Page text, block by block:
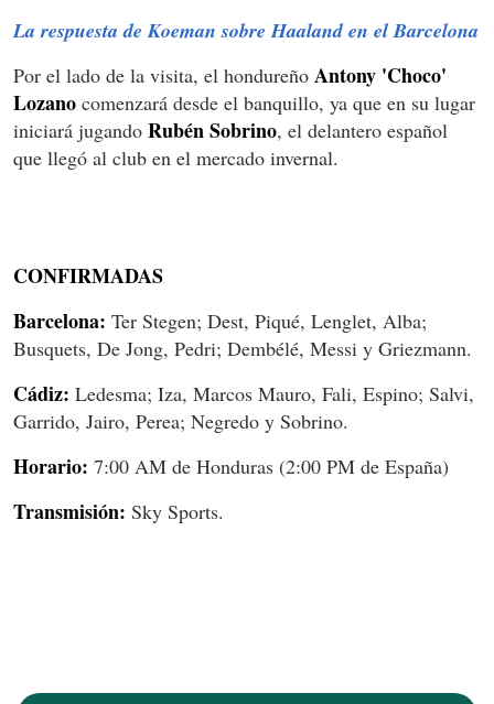
La respuesta de Koeman sobre Haaland en el Barcelona
Por el lado de la visita, el hondureño Antony 'Choco'
Lozano comenzará desde el banquillo, ya que en su lugar
iniciará jugando Rubén Sobrino, el delantero español
que llegó al club en el mercado invernal.
CONFIRMADAS
Barcelona: Ter Stegen; Dest, Piqué, Lenglet, Alba;
Busquets, De Jong, Pedri; Dembélé, Messi y Griezmann.
Cádiz: Ledesma; Iza, Marcos Mauro, Fali, Espino; Salvi,
Garrido, Jairo, Perea; Negredo y Sobrino.
Horario: 7:00 AM de Honduras (2:00 PM de España)
Transmisión: Sky Sports.